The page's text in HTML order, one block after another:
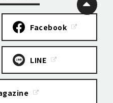
Facebook
LINE